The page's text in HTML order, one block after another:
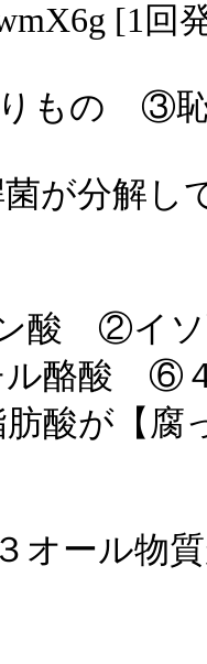
[1回
の ③恥
分解して
ン酸 ②イ
酪酸 ⑥４
が【腐っ
オール物